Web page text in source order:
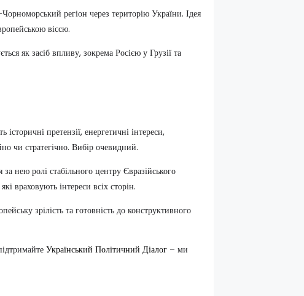
регіон через територію України. Ідея
віссю.
як засіб впливу, зокрема Росією у Грузії та
претензії, енергетичні інтереси,
чи стратегічно. Вибір очевидний.
нею ролі стабільного центру Євразійського
враховують інтереси всіх сторін.
зрілість та готовність до конструктивного
Український Політичний Діалог – ми